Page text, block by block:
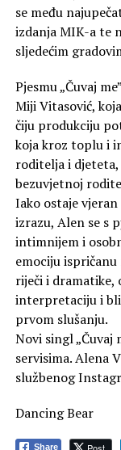
se među
izdanja MIK-a te
sljedećim
Pjesmu „Čuvaj
Miji Vitasović,
čiju produkciju
koja kroz toplu i
roditelja i
bezuvjetnoj
Iako ostaje
izrazu, Alen se s
intimnijem i
emociju
riječi i dramatike,
interpretaciju i
prvom slušanju.
Novi singl „Čuvaj
servisima. Alena
službenog
Dancing Bear
Share